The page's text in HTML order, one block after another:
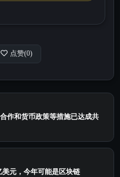
点赞(0)
作和货币政策等措施已达成共
元，今年可能是区块链